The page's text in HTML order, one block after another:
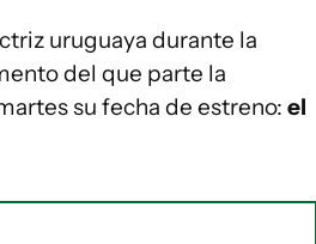
uruguaya durante la
del que parte la
su fecha de estreno: el